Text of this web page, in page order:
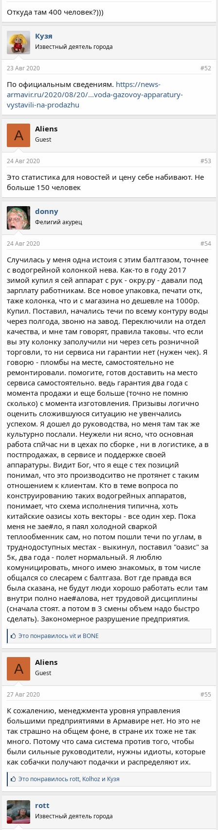
Откуда там 400 человек?)))
Кузя
Известный деятель города
23 Авг 2020 #52
По официальным сведениям. https://news-
armavir.ru/2020/08/20/...voda-gazovoy-apparatury-
vystavili-na-prodazhu
A Aliens
Guest
24 Авг 2020 #53
Это статистика для новостей и цену себе набивают. Не
больше 150 человек
donny
Фелигий акурец
24 Авг 2020 #54
Случилась у меня одна истоия с этим балтгазом, точнее
с водогрейной колонкой нева. Как-то в году 2017
зимой купил я сей аппарат с рук - окру.ру - давали под
зарплату работникам. Все новое упаковка, печати отк,
таже колонка, что и с магазина но дешевле на 1000р.
Купил. Поставил, начались течи по всему контуру воды
через полгода, звоню на завод. Переключили на отдел
качества, и мне там говорят, правила таковы. что если
вы эту колонку заполучили ни через сеть розничной
торговли, то ни сервиса ни гарантии нет (нужен чек). Я
говорю - пломбы на месте, самостоятельно не
ремонтировали. помогите, готов доставить на место
сервиса самостоятельно. ведь гарантия два года с
момента продажи и еще больше (точно не помню
сколько) с момента изготовления. Призывы логично
оценить сложившуюся ситуацию не увенчались
успехом. Я дошел до руководства, но меня там так же
культурно послали. Неужели ни ясно, что основная
работа спйчас ни в цехах по сборке , ни в логистике, а в
постпродажах, в сервисе и поддержке своей
аппаратуры. Видит Бог, что я еще с тех позиций
понимал, что это производситво не протянет с таким
отношением к клиентам. Кто в теме вопроса по
конструированию таких водогрейных аппаратов,
понимает, что схема исполнения типична, хоть
китайские оазисы хоть векторы - все один хер. Пока
меня не зае#ло, я паял холодной сваркой
теплообменник сам, но потом пошли течи по углам, в
труднодоступных местах - выкинул, поставил "оазис" за
5к, два года - полет нормальный. Я люблю
комуницировать, много имею знакомых, в том числе
общался со слесарем с балтгаза. Вот где правда вся
была сказана, не будут люди хорошо работать если там
внутри полно нае#алова, нет трудовой дисциплины
(сначала стоят. а потом в 3 смены объем надо быстро
сделать). Закономерное разрушение предприятия.
С
и
м
п
а
т
и
:
Это понравилосьvit и BONE
A Aliens
Guest
27 Авг 2020 #55
К сожалению, менеджмента уровня управления
большими предприятиями в Армавире нет. Но это не
так страшно на общем фоне, в стране их тоже не так
много. Потому что сама система против того, чтобы
были сильные руководители, нужны идиоты, которые
как собачки получают подачки и распределяют их.
С
и
м
п
а
т
и
Это понравилось rott, Kolhoz и Кузя
rott
Известный деятель города